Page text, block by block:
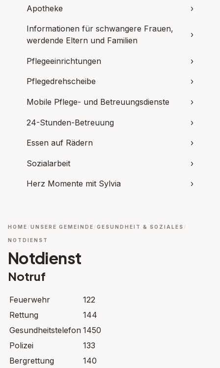
Apotheke ›
Informationen für schwangere Frauen,
werdende Eltern und Familien
›
Pflegeeinrichtungen ›
Pflegedrehscheibe ›
Mobile Pflege- und Betreuungsdienste ›
24-Stunden-Betreuung ›
Essen auf Rädern ›
Sozialarbeit ›
Herz Momente mit Sylvia ›
HOME UNSERE GEMEINDE GESUNDHEIT & SOZIALES
NOTDIENST
Notdienst
Notruf
Feuerwehr
122
Rettung
144
Gesundheitstelefon 1450
Polizei
133
Bergrettung
140